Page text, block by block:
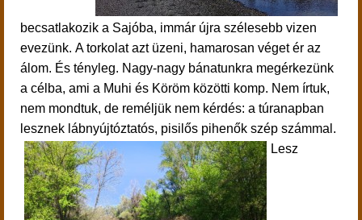
becsatlakozik a Sajóba, immár újra szélesebb vizen
evezünk. A torkolat azt üzeni, hamarosan véget ér az
álom. És tényleg. Nagy-nagy bánatunkra megérkezünk
a célba, ami a Muhi és Köröm közötti komp. Nem írtuk,
nem mondtuk, de reméljük nem kérdés: a túranapban
lesznek lábnyújtóztatós, pisilős pihenők szép számmal.
Lesz